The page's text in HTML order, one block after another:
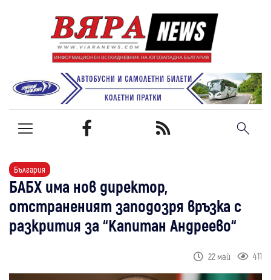
България
БАБХ има нов директор,
отстраненият заподозря връзка с
разкрития за “Капитан Андреево“
22 май 411